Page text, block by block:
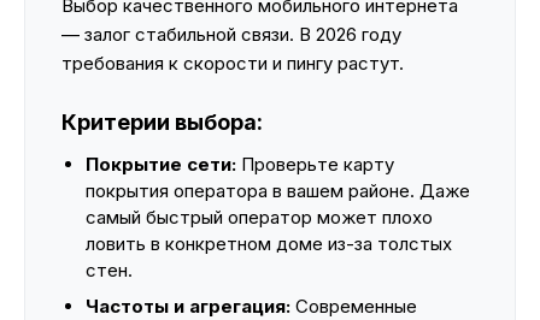
Выбор качественного мобильного интернета
— залог стабильной связи. В 2026 году
требования к скорости и пингу растут.
Критерии выбора:
Покрытие сети: Проверьте карту
покрытия оператора в вашем районе. Даже
самый быстрый оператор может плохо
ловить в конкретном доме из-за толстых
стен.
Частоты и агрегация: Современные